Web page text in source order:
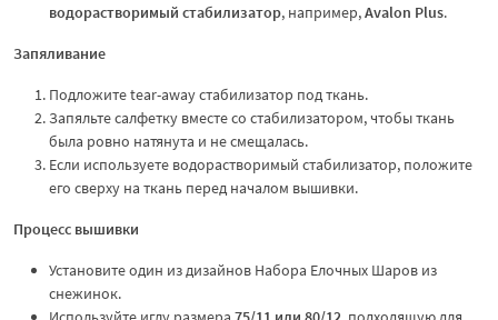
водорастворимый стабилизатор, например,Avalon Plus.
Запяливание
Подложите tear-away стабилизатор под ткань.
Запяльте салфетку вместе со стабилизатором, чтобы ткань
была ровно натянута и не смещалась.
Если используете водорастворимый стабилизатор, положите
его сверху на ткань перед началом вышивки.
Процесс вышивки
Установите один из дизайнов Набора Елочных Шаров из
снежинок.